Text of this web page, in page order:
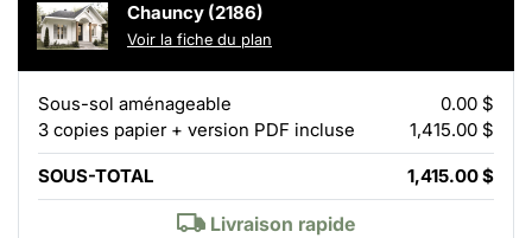
Chauncy (2186)
Voir la fiche du plan
Sous-sol aménageable
0.00 $
3 copies papier + version PDF incluse
1,415.00 $
SOUS-TOTAL 1,415.00 $
Livraison rapide